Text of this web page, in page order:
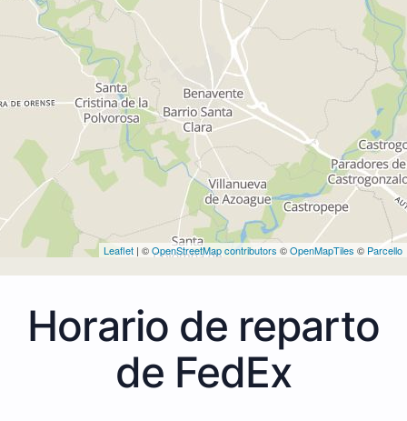
Leaflet | ©OpenStreetMap contributors ©OpenMapTiles © Parcello
Horario de reparto
de FedEx